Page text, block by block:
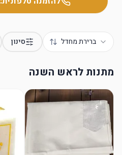
ברירת מחדל סינון
מתנות לראש השנה